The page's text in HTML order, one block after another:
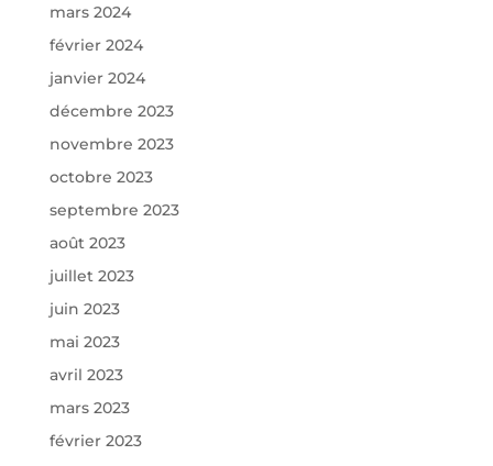
mars 2024
février 2024
janvier 2024
décembre 2023
novembre 2023
octobre 2023
septembre 2023
août 2023
juillet 2023
juin 2023
mai 2023
avril 2023
mars 2023
février 2023